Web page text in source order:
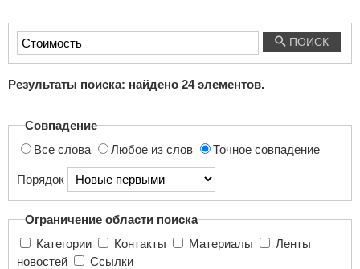
Введите
текст
поиска...
ПОИСК
Результаты поиска: найдено 24элементов.
Совпадение
Все слова
Любое из слов Точное совпадение
Порядок
Ограничение области поиска
Категории
Контакты Материалы
новостей
Ссылки